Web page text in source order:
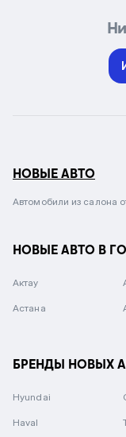
НОВЫЕ АВТО
Автомобили из салона
НОВЫЕ АВТО В
Актау
Астана
БРЕНДЫ НОВЫХ
Hyundai
Haval